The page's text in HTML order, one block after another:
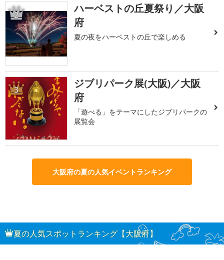
2
ハーベストの丘夏祭り／大阪
府
夏の夜をハーベストの丘で楽しめる
3
ジブリパーク展(大阪)／大阪
府
「遊べる」をテーマにしたジブリパークの
展覧会
大阪府の夏の人気イベントランキング
夏の人気スポットランキング【大阪府】